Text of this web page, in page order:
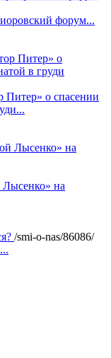
форум...
Питер» о спасении
Лысенко» на
/smi-o-nas/86086/